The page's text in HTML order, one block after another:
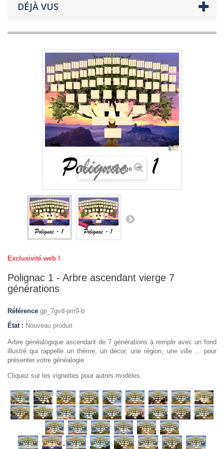
DÉJÀ VUS
Agrandir l'image
Exclusivité web !
Polignac 1 - Arbre ascendant vierge 7
générations
Référence gp_7gvd-pm9-b
État : Nouveau produit
Arbre généalogique ascendant de 7 générations à remplir avec un fond
illustré qui rappelle un thème, un décor, une région, une ville ... pour
présenter votre généalogie.
Cliquez sur les vignettes pour autres modèles.
.